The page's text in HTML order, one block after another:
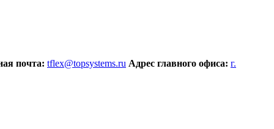
почта: tflex@topsystems.ru Адрес главного офиса: г.